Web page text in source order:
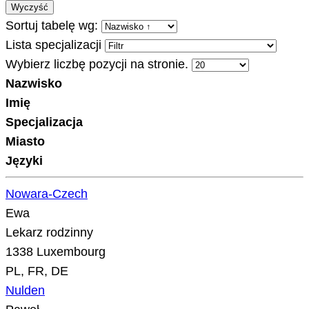
Wyczyść
Sortuj tabelę wg:
Lista specjalizacji
Wybierz liczbę pozycji na stronie.
Nazwisko
Imię
Specjalizacja
Miasto
Języki
Nowara-Czech
Ewa
Lekarz rodzinny
1338 Luxembourg
PL, FR, DE
Nulden